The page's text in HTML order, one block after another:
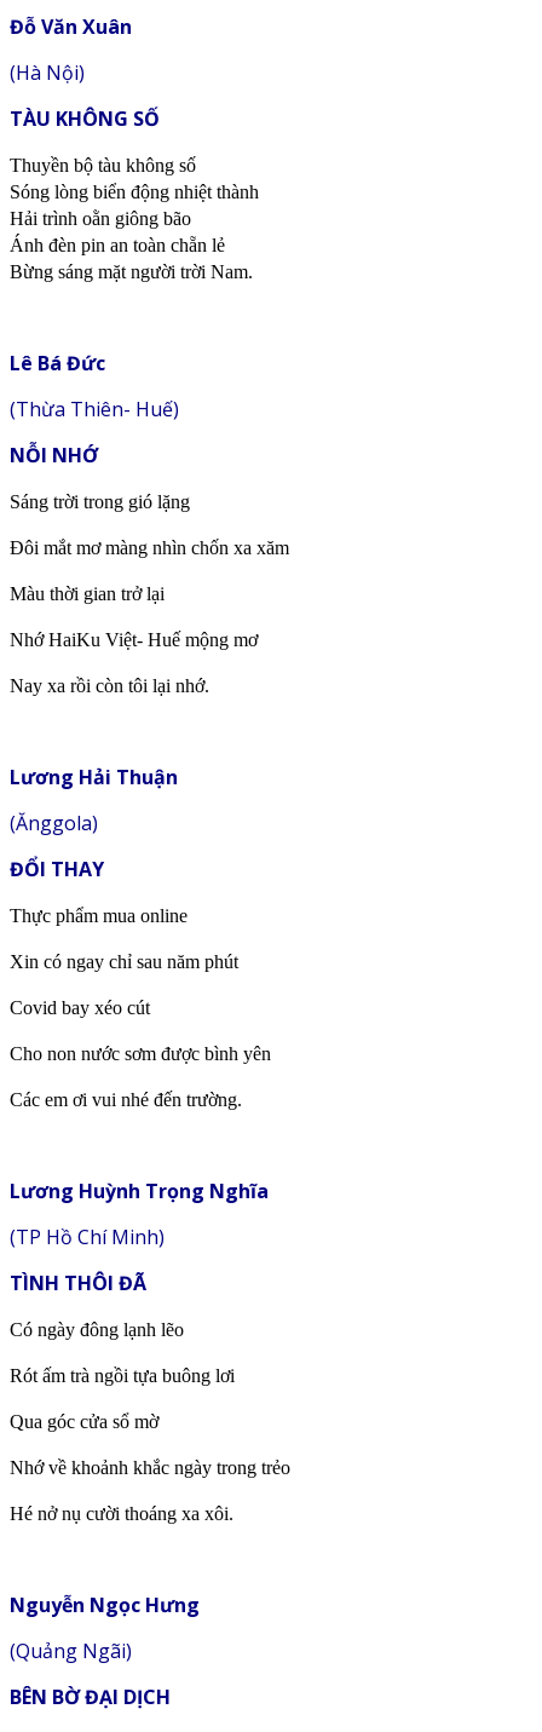
Đỗ Văn Xuân
(Hà Nội)
TÀU KHÔNG SỐ
Thuyền bộ tàu không số
Sóng lòng biển động nhiệt thành
Hải trình oằn giông bão
Ánh đèn pin an toàn chẵn lẻ
Bừng sáng mặt người trời Nam.
Lê Bá Đức
(Thừa Thiên- Huế)
NỖI NHỚ
Sáng trời trong gió lặng
Đôi mắt mơ màng nhìn chốn xa xăm
Màu thời gian trở lại
Nhớ HaiKu Việt- Huế mộng mơ
Nay xa rồi còn tôi lại nhớ.
Lương Hải Thuận
(Ănggola)
ĐỔI THAY
Thực phẩm mua online
Xin có ngay chỉ sau năm phút
Covid bay xéo cút
Cho non nước sơm được bình yên
Các em ơi vui nhé đến trường.
Lương Huỳnh Trọng Nghĩa
(TP Hồ Chí Minh)
TÌNH THÔI ĐÃ
Có ngày đông lạnh lẽo
Rót ấm trà ngồi tựa buông lơi
Qua góc cửa sổ mờ
Nhớ về khoảnh khắc ngày trong trẻo
Hé nở nụ cười thoáng xa xôi.
Nguyễn Ngọc Hưng
(Quảng Ngãi)
BÊN BỜ ĐẠI DỊCH